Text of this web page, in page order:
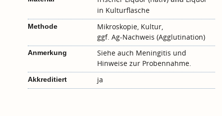
in Kulturflasche
Methode
Mikroskopie, Kultur,
ggf. Ag-Nachweis (Agglutination)
Anmerkung Siehe auch Meningitis und
Hinweise zur Probennahme.
Akkreditiert ja